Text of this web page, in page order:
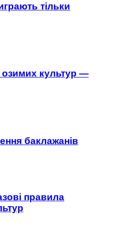
тільки
культур —
баклажанів
правила